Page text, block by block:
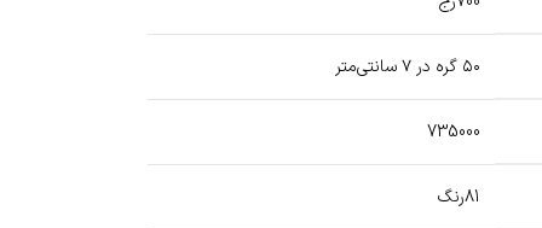
۵۰ گره در ۷ سانتی‌متر
735000
81رنگ